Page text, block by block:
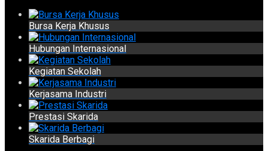
Bursa Kerja Khusus
Hubungan Internasional
Kegiatan Sekolah
Kerjasama Industri
Prestasi Skarida
Skarida Berbagi